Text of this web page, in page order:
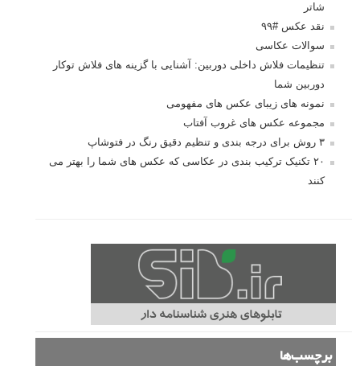
شاتر
نقد عکس #۹۹
سوالات عکاسی
تنظیمات فلاش داخلی دوربین: آشنایی با گزینه های فلاش توکار
دوربین شما
نمونه های زیبای عکس های مفهومی
مجموعه عکس های غروب آفتاب
۳ روش برای درجه بندی و تنظیم دقیق رنگ در فتوشاپ
۲۰ تکنیک ترکیب بندی در عکاسی که عکس های شما را بهتر می
کنند
برچسب‌ها